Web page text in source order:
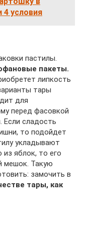
4 условия
пастилы.
пакеты.
липкость
тары
для
перед фасовкой
Если сладость
то подойдет
укладывают
из яблок, то его
мешок. Такую
замочить в
тары, как